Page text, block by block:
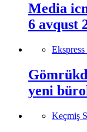
Media
6 avqust
yeni
Keçmiş